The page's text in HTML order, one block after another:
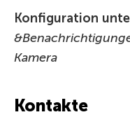
Konfiguration
Kamera
Kontakte